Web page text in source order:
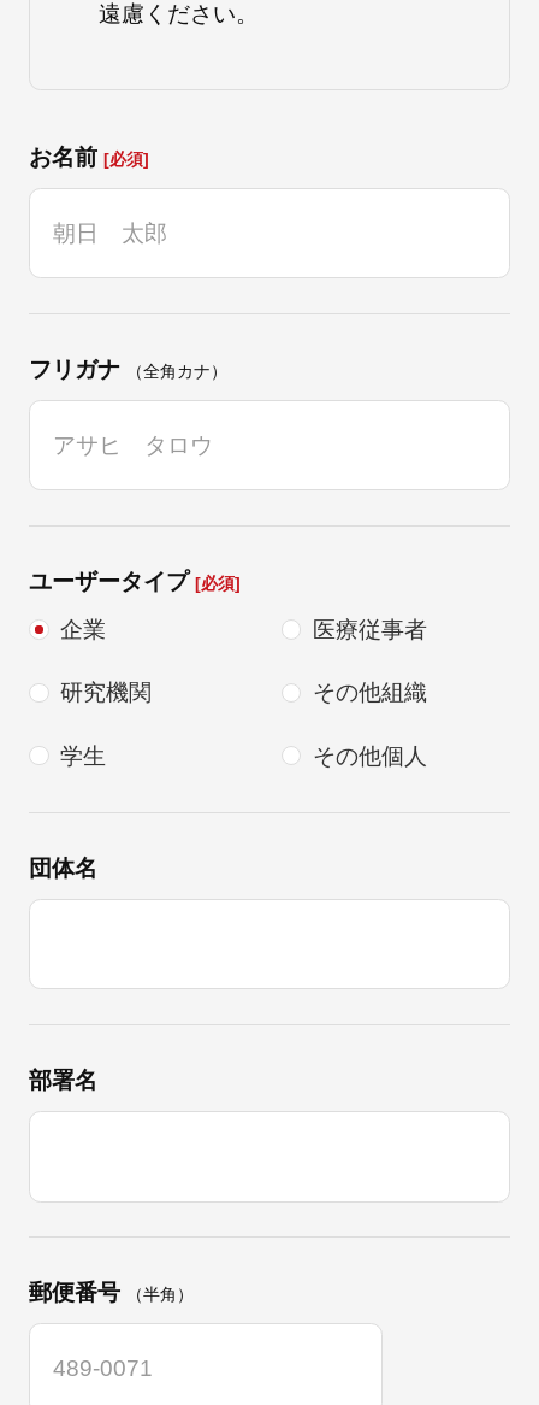
お問い合わせ
遠慮ください。
お名前 [必須]
フリガナ （全角カナ）
ユーザータイプ [必須]
企業 医療従事者
研究機関 その他組織
学生 その他個人
団体名
部署名
郵便番号 （半角）